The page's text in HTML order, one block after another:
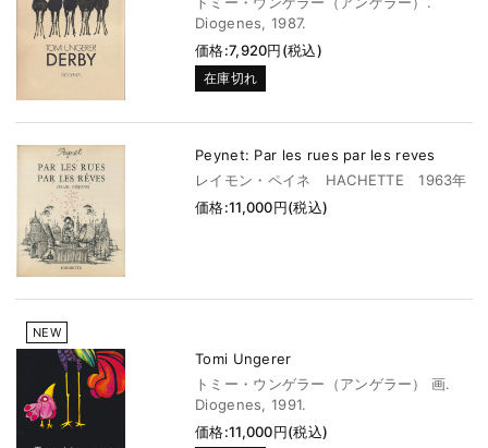
Diogenes, 1987.
価格:7,920円(税込)
在庫切れ
Peynet: Par les rues par les reves
レイモン・ペイネ HACHETTE 1963年
価格:11,000円(税込)
NEW
Tomi Ungerer
トミー・ウンゲラー（アンゲラー） 画.
Diogenes, 1991.
価格:11,000円(税込)